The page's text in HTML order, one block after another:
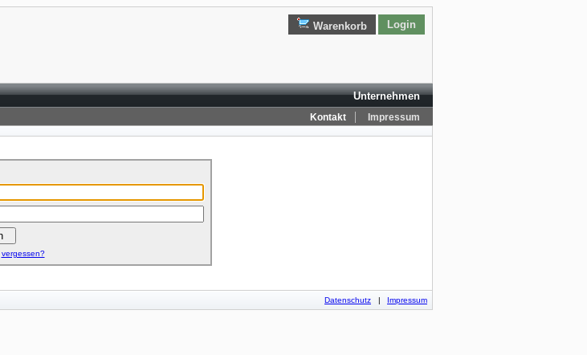
Warenkorb Login
Unternehmen
Kontakt | Impressum
vergessen?
Datenschutz | Impressum